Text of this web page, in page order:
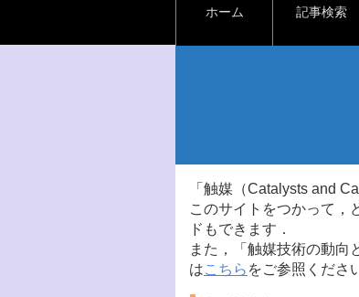
ホーム 記事検索
「触媒（Catalysts and
このサイトをつかって，
ドもできます．
また，「触媒技術の動向
はこちら をご参照くださ